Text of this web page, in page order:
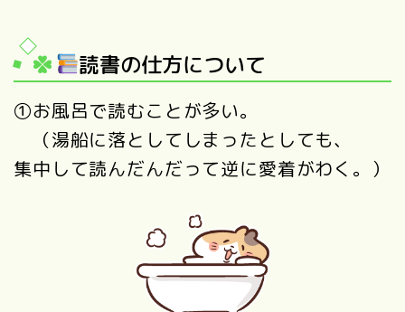
読書の仕方について
①お風呂で読むことが多い。
（湯船に落としてしまったとしても、
集中して読んだんだって逆に愛着がわく。）